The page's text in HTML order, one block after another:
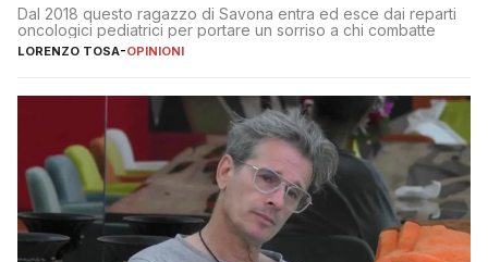
Dal 2018 questo ragazzo di Savona entra ed esce dai reparti
oncologici pediatrici per portare un sorriso a chi combatte
LORENZO TOSA-OPINIONI